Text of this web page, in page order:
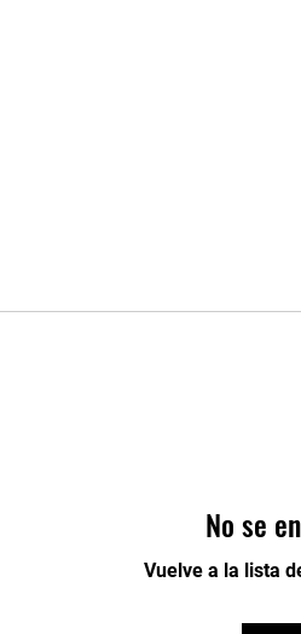
No se
Vuelve a la lista